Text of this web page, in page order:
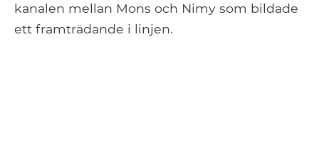
kanalen mellan Mons och Nimy som bildade
ett framträdande i linjen.